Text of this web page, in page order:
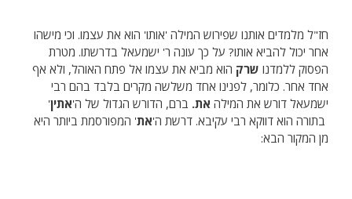
חז"ל מלמדים אותנו שפירוש המילה 'אותו' הוא את עצמו. וכי מישהו
אחר יכול להביא אותו? על כך עונה ר' ישמעאל בדרשתו. מטרת
הפסוק ללמדנו שרק הוא מביא את עצמו אל פתח האוהל, ולא אף
אחד אחר. כלומר, לפנינו אחד משלשה מקרים בלבד בהם רבי
ישמעאל דורש את המילה את. ברם, הדורש הגדול של ה'אתין'
בתורה הוא דווקא רבי עקיבא. דרשת ה'את' המפורסמת ביותר היא
מן המקור הבא: